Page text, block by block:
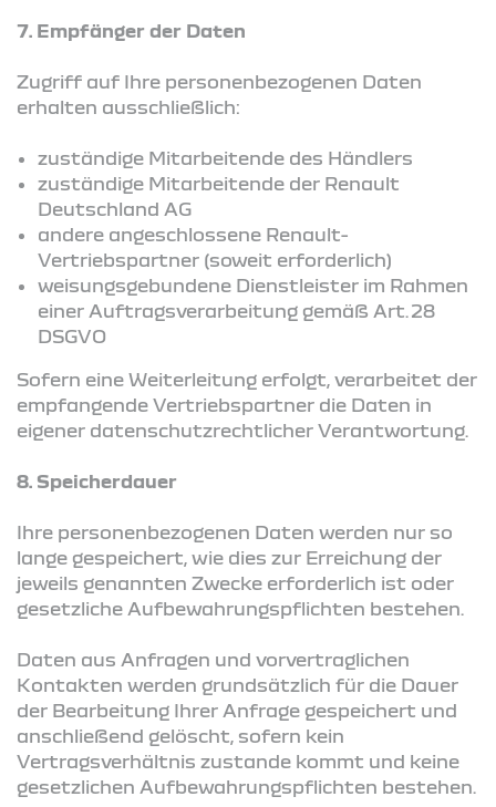
7. Empfänger der Daten
Zugriff auf Ihre personenbezogenen Daten
erhalten ausschließlich:
zuständige Mitarbeitende des Händlers
zuständige Mitarbeitende der Renault
Deutschland AG
andere angeschlossene Renault-
Vertriebspartner (soweit erforderlich)
weisungsgebundene Dienstleister im Rahmen
einer Auftragsverarbeitung gemäß Art. 28
DSGVO
Sofern eine Weiterleitung erfolgt, verarbeitet der
empfangende Vertriebspartner die Daten in
eigener datenschutzrechtlicher Verantwortung.
8. Speicherdauer
Ihre personenbezogenen Daten werden nur so
lange gespeichert, wie dies zur Erreichung der
jeweils genannten Zwecke erforderlich ist oder
gesetzliche Aufbewahrungspflichten bestehen.
Daten aus Anfragen und vorvertraglichen
Kontakten werden grundsätzlich für die Dauer
der Bearbeitung Ihrer Anfrage gespeichert und
anschließend gelöscht, sofern kein
Vertragsverhältnis zustande kommt und keine
gesetzlichen Aufbewahrungspflichten bestehen.